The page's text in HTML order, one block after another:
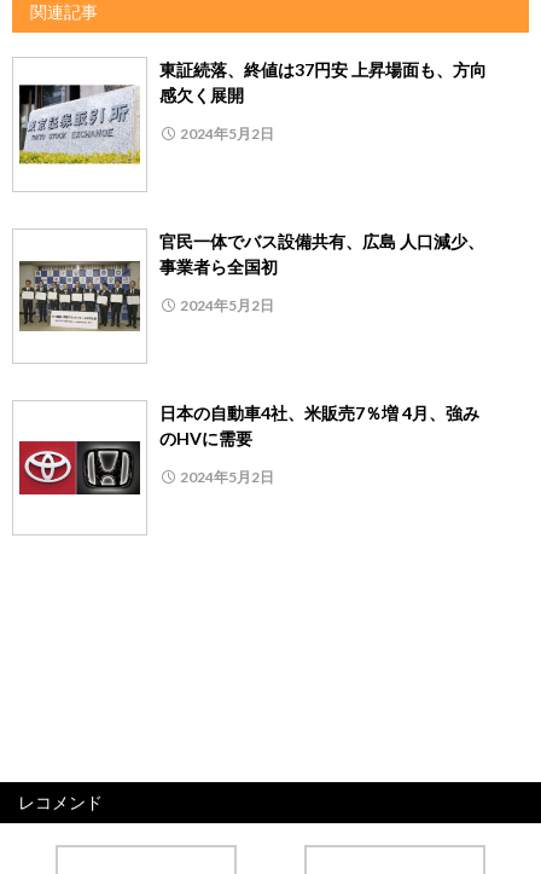
関連記事
東証続落、終値は37円安 上昇場面も、方向
感欠く展開
2024年5月2日
官民一体でバス設備共有、広島 人口減少、
事業者ら全国初
2024年5月2日
日本の自動車4社、米販売7％増 4月、強み
のHVに需要
2024年5月2日
レコメンド